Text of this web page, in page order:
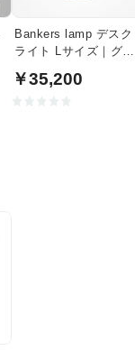
Bankers lamp デスク
ライト Lサイズ｜グリ
￥35,200